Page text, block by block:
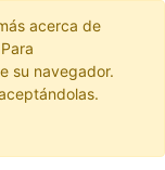
acerca de
su navegador.